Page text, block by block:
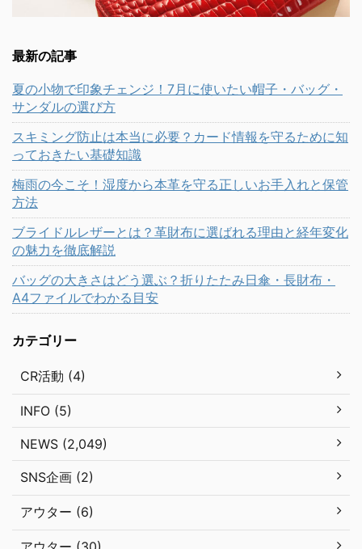
最新の記事
夏の小物で印象チェンジ！7月に使いたい帽子・バッグ・
サンダルの選び方
スキミング防止は本当に必要？カード情報を守るために知
っておきたい基礎知識
梅雨の今こそ！湿度から本革を守る正しいお手入れと保管
方法
ブライドルレザーとは？革財布に選ばれる理由と経年変化
の魅力を徹底解説
バッグの大きさはどう選ぶ？折りたたみ日傘・長財布・
A4ファイルでわかる目安
カテゴリー
CR活動 (4)
INFO (5)
NEWS (2,049)
SNS企画 (2)
アウター (6)